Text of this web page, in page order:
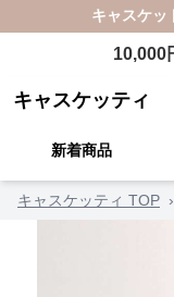
キャスケッ
10,000
キャスケッティ
新着商品
キャスケッティ TOP ›